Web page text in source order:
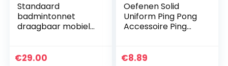
Standaard
badmintonnet
draagbaar mobiel
professioneel
€29.00
Oefenen Solid
Uniform Ping Pong
Accessoire Ping
€8.89